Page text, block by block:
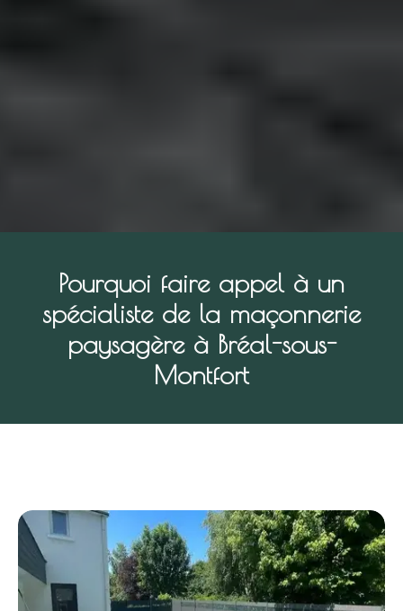
Pourquoi faire appel à un
spécialiste de la maçonnerie
paysagère à Bréal-sous-
Montfort